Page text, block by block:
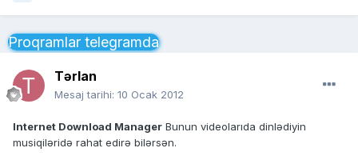
Proqramlar telegramda
Tərlan
Mesaj tarihi: 10 Ocak 2012
Internet Download Manager Bunun videolarıda dinlədiyin
musiqiləridə rahat edirə bilərsən.